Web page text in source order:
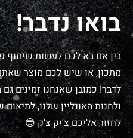
בואו נדבר!
בין אם בא לכם לעשות שיתוף
מתכון, או שיש לכם מוצר
לדבר! כמובן שאנחנו זמינים
ולחנות האונליין שלנו,
לחזור אליכם צ'יק צ'ק 😎